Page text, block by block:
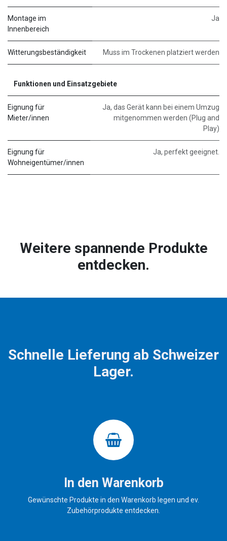
Montage im
Innenbereich
Ja
Witterungsbeständigkeit Muss im Trockenen platziert werden
Funktionen und Einsatzgebiete
Eignung für
Mieter/innen
Ja, das Gerät kann bei einem Umzug
mitgenommen werden (Plug and
Play)
Eignung für
Wohneigentümer/innen
Ja, perfekt geeignet.
Weitere spannende Produkte
entdecken.
Schnelle Lieferung ab Schweizer
Lager.
In den Warenkorb
Gewünschte Produkte in den Warenkorb legen und ev.
Zubehörprodukte entdecken.